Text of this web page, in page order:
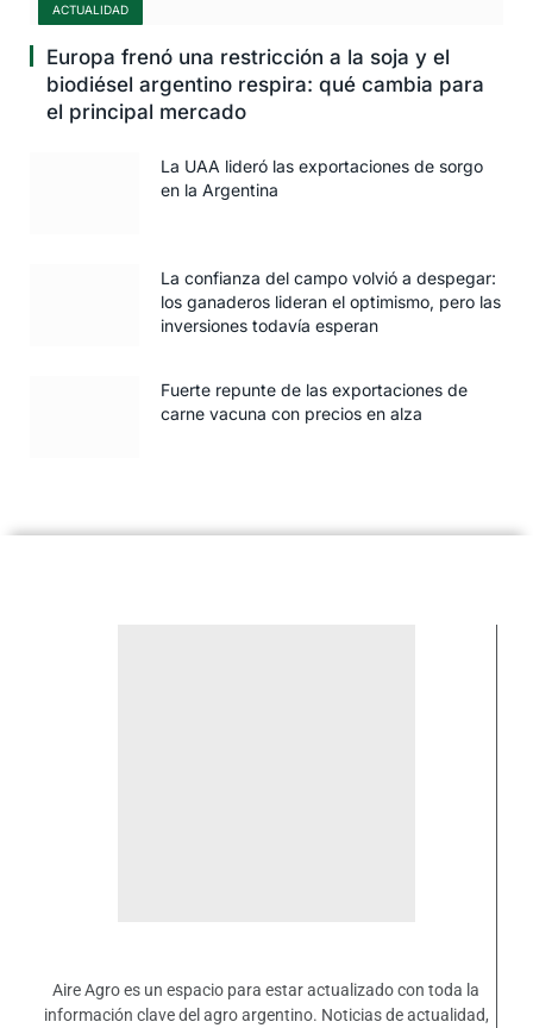
ACTUALIDAD
Europa frenó una restricción a la soja y el
biodiésel argentino respira: qué cambia para
el principal mercado
La UAA lideró las exportaciones de sorgo
en la Argentina
La confianza del campo volvió a despegar:
los ganaderos lideran el optimismo, pero las
inversiones todavía esperan
Fuerte repunte de las exportaciones de
carne vacuna con precios en alza
Aire Agro es un espacio para estar actualizado con toda la
información clave del agro argentino. Noticias de actualidad,